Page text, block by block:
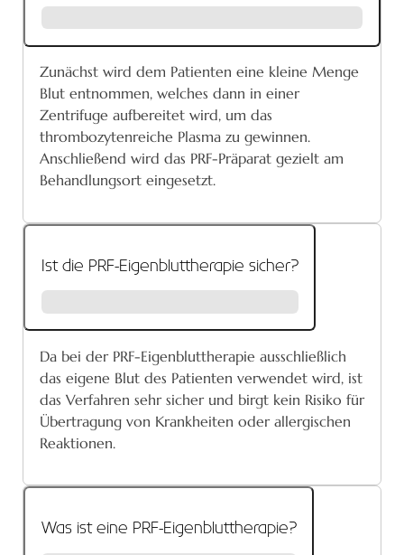
Zunächst wird dem Patienten eine kleine Menge
Blut entnommen, welches dann in einer
Zentrifuge aufbereitet wird, um das
thrombozytenreiche Plasma zu gewinnen.
Anschließend wird das PRF-Präparat gezielt am
Behandlungsort eingesetzt.
Ist die PRF-Eigenbluttherapie sicher?
Da bei der PRF-Eigenbluttherapie ausschließlich
das eigene Blut des Patienten verwendet wird, ist
das Verfahren sehr sicher und birgt kein Risiko für
Übertragung von Krankheiten oder allergischen
Reaktionen.
Was ist eine PRF-Eigenbluttherapie?